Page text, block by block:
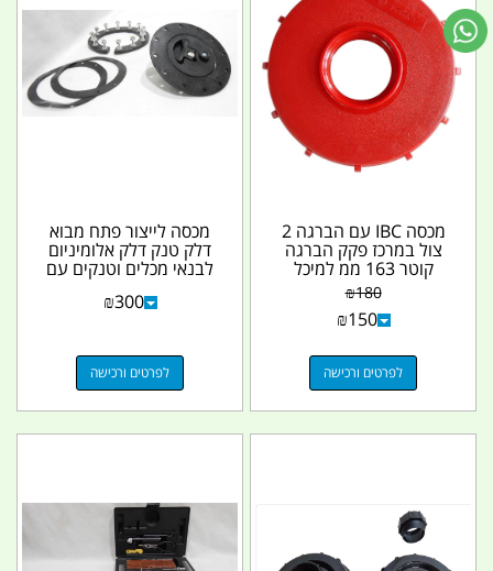
מכסה IBC עם הברגה 2
צול במרכז פקק הברגה
קוטר 163 ממ למיכל
1000 ליטר צבע אדום... ₪180
₪150
לפרטים ורכישה
מכסה לייצור פתח מבוא
דלק טנק דלק אלומיניום
לבנאי מכלים וטנקים עם
₪300
לפרטים ורכישה